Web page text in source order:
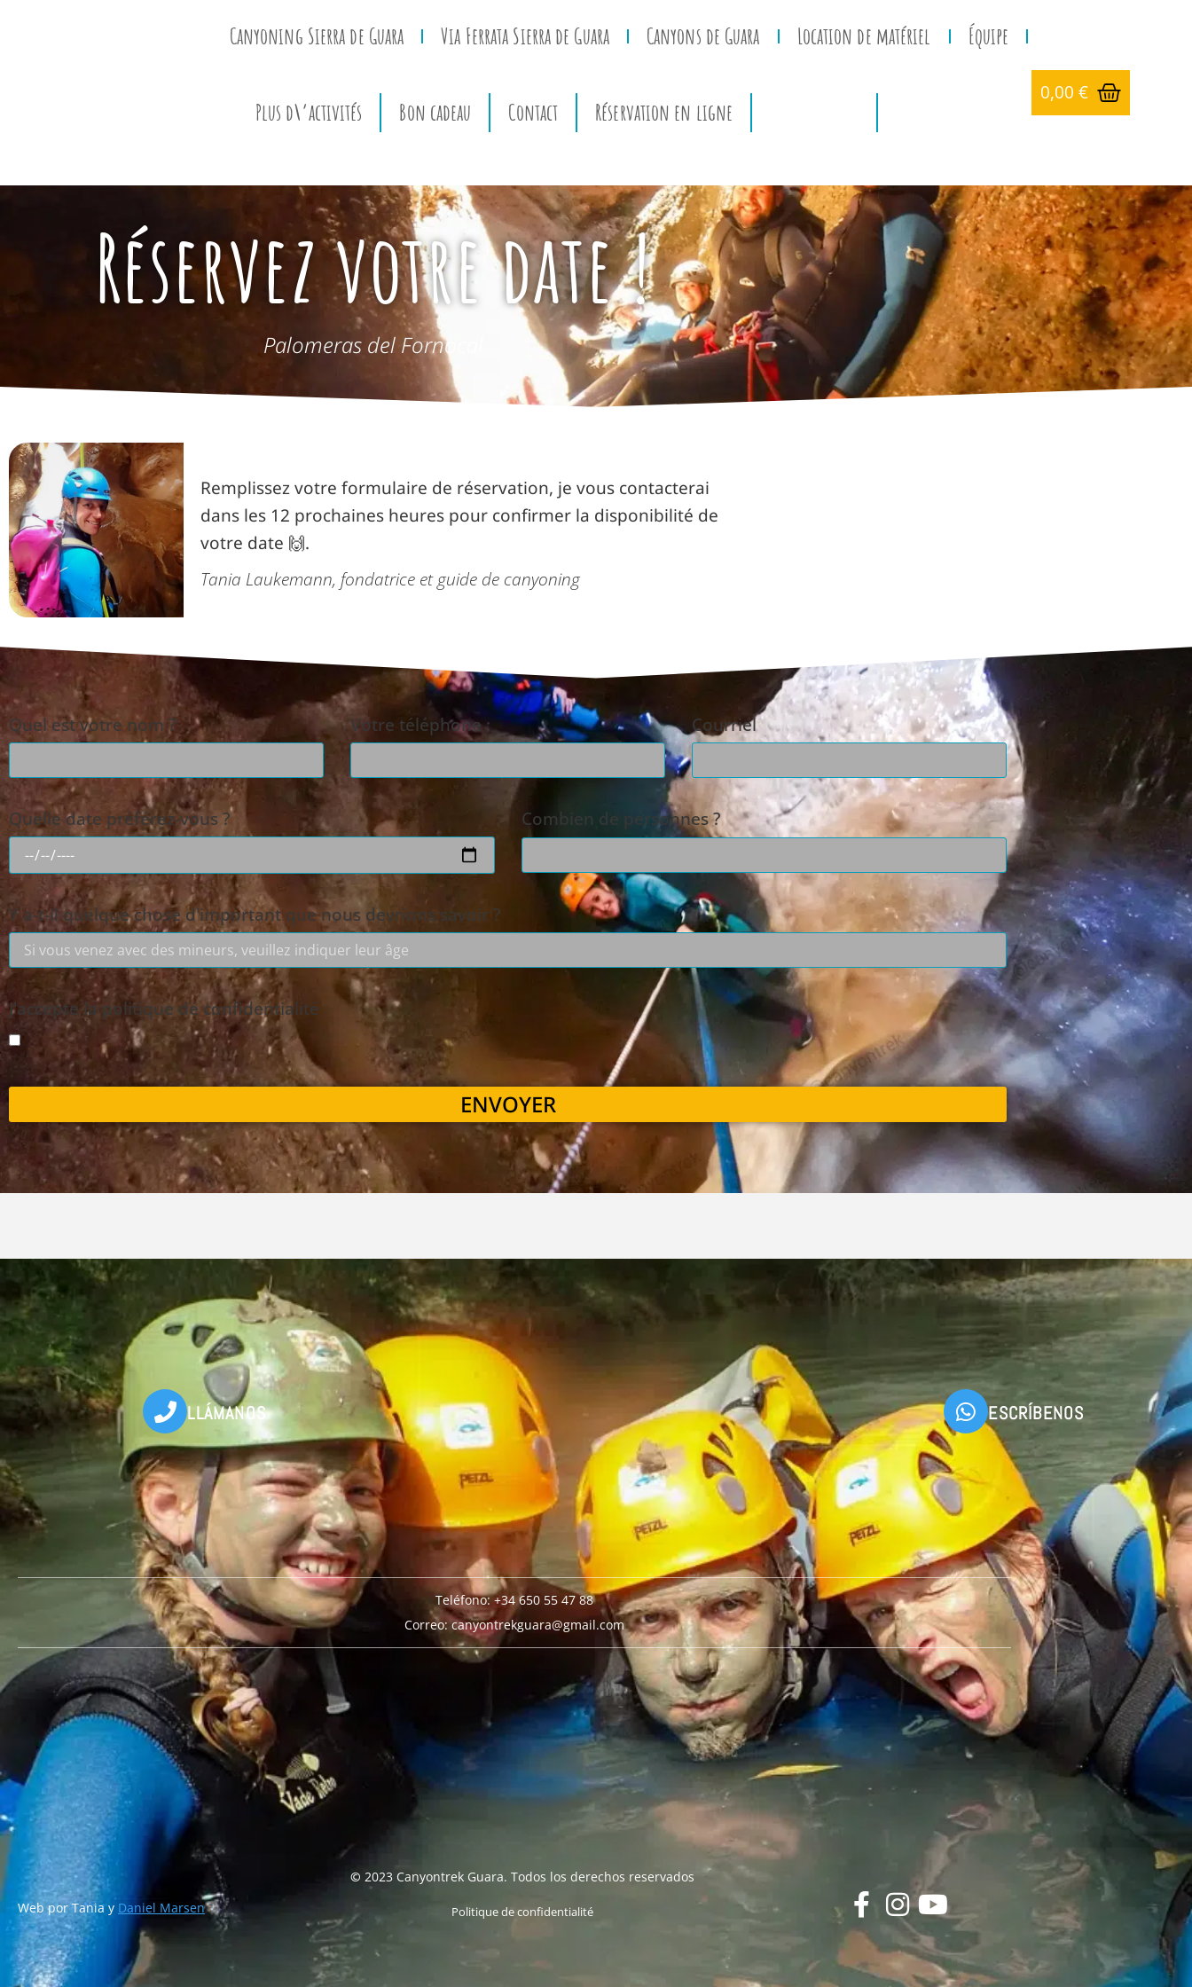
Canyoning Sierra de Guara Via Ferrata Sierra de Guara Canyons de Guara Location de matériel Équipe
Plus d\’activités Bon cadeau Contact Réservation en ligne
0,00 €
Réservez votre date !
Palomeras del Fornocal
Remplissez votre formulaire de réservation, je vous contacterai
dans les 12 prochaines heures pour confirmer la disponibilité de
votre date 🙌.
Tania Laukemann, fondatrice et guide de canyoning
Quel est votre nom ? Votre téléphone : Courriel
Quelle date préférez-vous ? Combien de personnes ?
Y a-t-il quelque chose d'important que nous devrions savoir ?
J'accepte la politique de confidentialité
ENVOYER
LLÁMANOS ESCRÍBENOS
Teléfono: +34 650 55 47 88
Correo: canyontrekguara@gmail.com
Web por Tania y Daniel Marsen
© 2023 Canyontrek Guara. Todos los derechos reservados
Politique de confidentialité